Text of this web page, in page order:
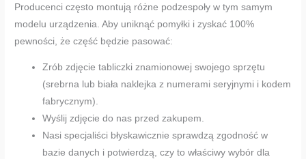
Producenci często montują różne podzespoły w tym samym
modelu urządzenia. Aby uniknąć pomyłki i zyskać 100%
pewności, że część będzie pasować:
Zrób zdjęcie tabliczki znamionowej swojego sprzętu
(srebrna lub biała naklejka z numerami seryjnymi i kodem
fabrycznym).
Wyślij zdjęcie do nas przed zakupem.
Nasi specjaliści błyskawicznie sprawdzą zgodność w
bazie danych i potwierdzą, czy to właściwy wybór dla